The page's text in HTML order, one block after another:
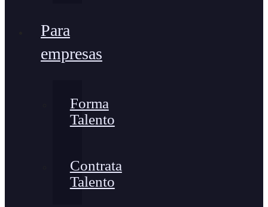
Para
empresas
Forma
Talento
Contrata
Talento